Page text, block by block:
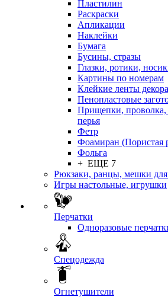
Пластилин
Раскраски
Апликации
Наклейки
Бумага
Бусины, стразы
Глазки, ротики,
Картины по номерам
Клейкие ленты
Пенопластовые
Прищепки,
перья
Фетр
Фоамиран (Пористая
Фольга
+ ЕЩЕ 7
Рюкзаки, ранцы, мешки для
Игры настольные, игрушки
Перчатки
Одноразовые
Спецодежда
Огнетушители